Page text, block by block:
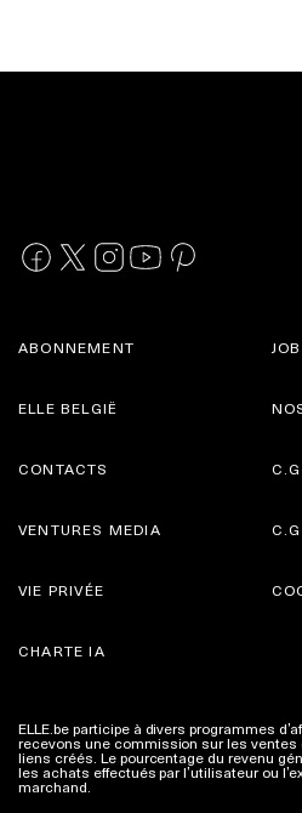
ABONNEMENT
ELLE BELGIË
CONTACTS
VENTURES MEDIA
VIE PRIVÉE
CHARTE IA
ELLE.be participe à divers programmes
recevons une commission sur les ventes
liens créés. Le pourcentage du revenu
les achats effectués par l’utilisateur ou
marchand. Plus d'infos